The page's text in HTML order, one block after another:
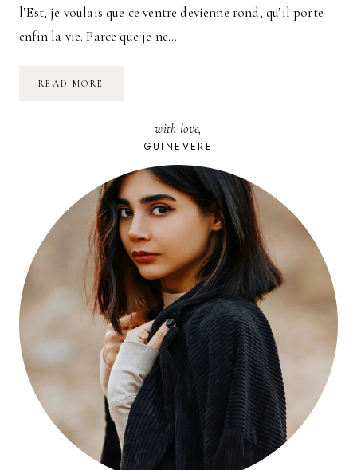
l’Est, je voulais que ce ventre devienne rond, qu’il porte
enfin la vie. Parce que je ne…
READ MORE
with love,
GUINEVERE